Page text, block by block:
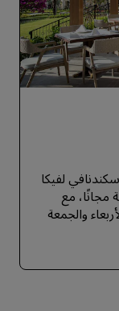
لفيكا
مجانًا، مع
والجمعة